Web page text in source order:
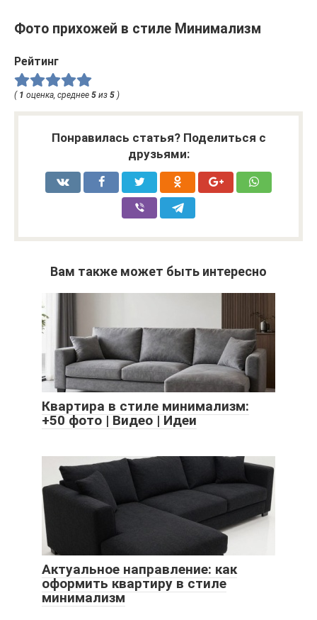
Фото прихожей в стиле Минимализм
Рейтинг
( 1 оценка, среднее 5 из 5 )
Понравилась статья? Поделиться с
друзьями:
Вам также может быть интересно
Квартира в стиле минимализм:
+50 фото | Видео | Идеи
Актуальное направление: как
оформить квартиру в стиле
минимализм